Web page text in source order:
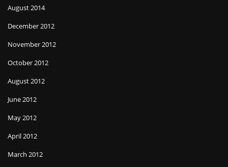
August 2014
December 2012
November 2012
October 2012
August 2012
June 2012
May 2012
April 2012
March 2012